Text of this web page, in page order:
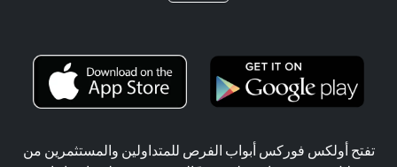
تفتح أولكس فوركس أبواب الفرص للمتداولين والمستثمرين من